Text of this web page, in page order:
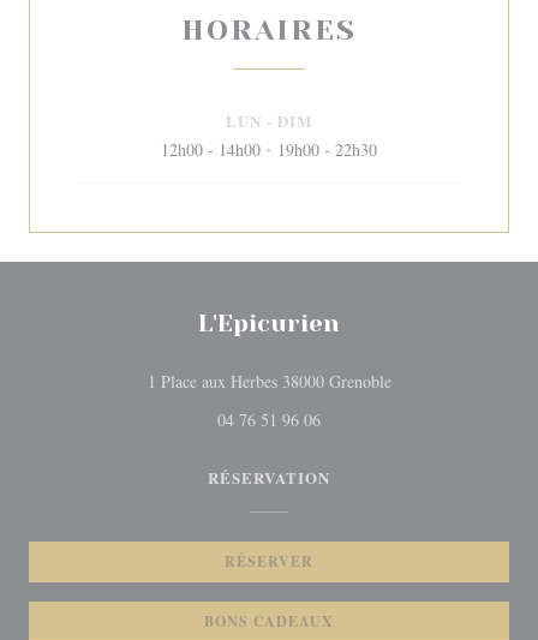
HORAIRES
LUN - DIM
12h00 - 14h00 • 19h00 - 22h30
L'Epicurien
1 Place aux Herbes 38000 Grenoble((ouvre une nouvelle
04 76 51 96 06
RÉSERVATION
RÉSERVER
BONS CADEAUX